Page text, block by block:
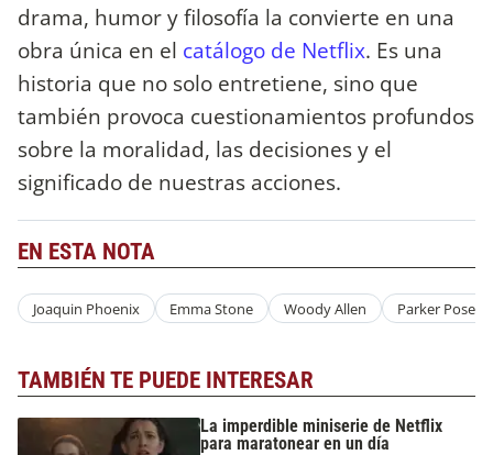
drama, humor y filosofía la convierte en una
obra única en el catálogo de Netflix. Es una
historia que no solo entretiene, sino que
también provoca cuestionamientos profundos
sobre la moralidad, las decisiones y el
significado de nuestras acciones.
EN ESTA NOTA
Joaquin Phoenix Emma Stone Woody Allen Parker Posey
TAMBIÉN TE PUEDE INTERESAR
La imperdible miniserie de Netflix
para maratonear en un día